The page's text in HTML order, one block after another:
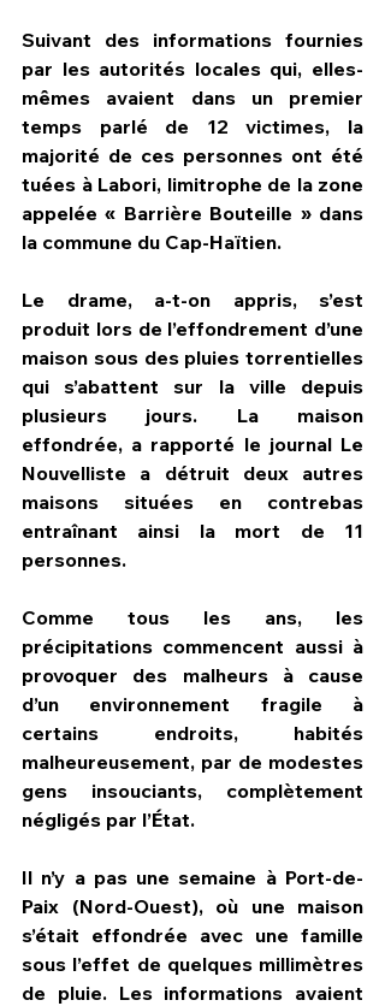
Suivant des informations fournies
par les autorités locales qui, elles-
mêmes avaient dans un premier
temps parlé de 12 victimes, la
majorité de ces personnes ont été
tuées à Labori, limitrophe de la zone
appelée « Barrière Bouteille » dans
la commune du Cap-Haïtien.
Le drame, a-t-on appris, s’est
produit lors de l’effondrement d’une
maison sous des pluies torrentielles
qui s’abattent sur la ville depuis
plusieurs jours. La maison
effondrée, a rapporté le journal Le
Nouvelliste a détruit deux autres
maisons situées en contrebas
entraînant ainsi la mort de 11
personnes.
Comme tous les ans, les
précipitations commencent aussi à
provoquer des malheurs à cause
d’un environnement fragile à
certains endroits, habités
malheureusement, par de modestes
gens insouciants, complètement
négligés par l’État.
Il n’y a pas une semaine à Port-de-
Paix (Nord-Ouest), où une maison
s’était effondrée avec une famille
sous l’effet de quelques millimètres
de pluie. Les informations avaient